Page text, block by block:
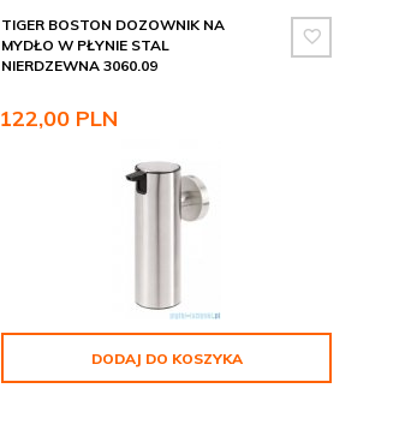
TIGER BOSTON DOZOWNIK NA
MYDŁO W PŁYNIE STAL
NIERDZEWNA 3060.09
122,00 PLN
DODAJ DO KOSZYKA